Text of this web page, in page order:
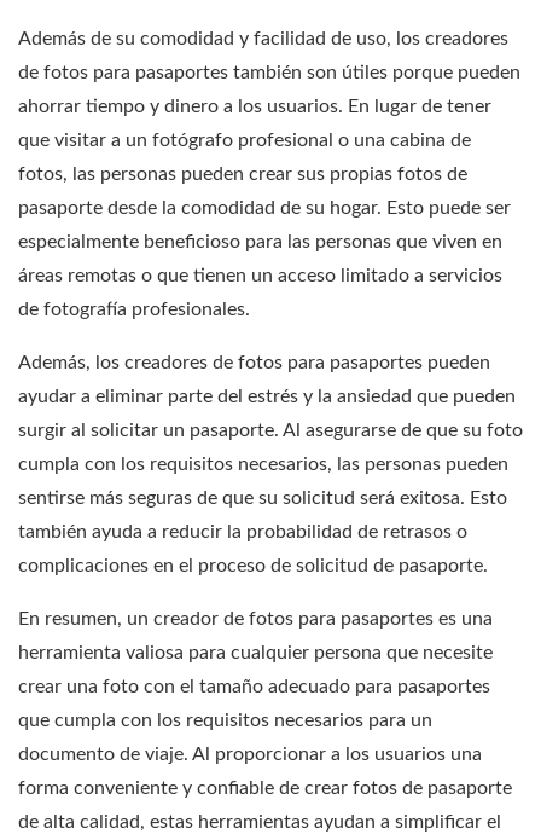
Además de su comodidad y facilidad de uso, los creadores
de fotos para pasaportes también son útiles porque pueden
ahorrar tiempo y dinero a los usuarios. En lugar de tener
que visitar a un fotógrafo profesional o una cabina de
fotos, las personas pueden crear sus propias fotos de
pasaporte desde la comodidad de su hogar. Esto puede ser
especialmente beneficioso para las personas que viven en
áreas remotas o que tienen un acceso limitado a servicios
de fotografía profesionales.
Además, los creadores de fotos para pasaportes pueden
ayudar a eliminar parte del estrés y la ansiedad que pueden
surgir al solicitar un pasaporte. Al asegurarse de que su foto
cumpla con los requisitos necesarios, las personas pueden
sentirse más seguras de que su solicitud será exitosa. Esto
también ayuda a reducir la probabilidad de retrasos o
complicaciones en el proceso de solicitud de pasaporte.
En resumen, un creador de fotos para pasaportes es una
herramienta valiosa para cualquier persona que necesite
crear una foto con el tamaño adecuado para pasaportes
que cumpla con los requisitos necesarios para un
documento de viaje. Al proporcionar a los usuarios una
forma conveniente y confiable de crear fotos de pasaporte
de alta calidad, estas herramientas ayudan a simplificar el